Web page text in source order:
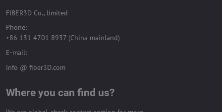
FIBER3D Co., limited
Phone:
+86 131 4701 8937 (China mainland)
E-mail:
info @ fiber3D.com
Where you can find us?